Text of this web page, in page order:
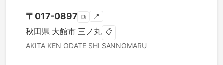
〒 017-0897 ⧉ 📍
秋田県 大館市 三ノ丸 📋
AKITA KEN ODATE SHI SANNOMARU